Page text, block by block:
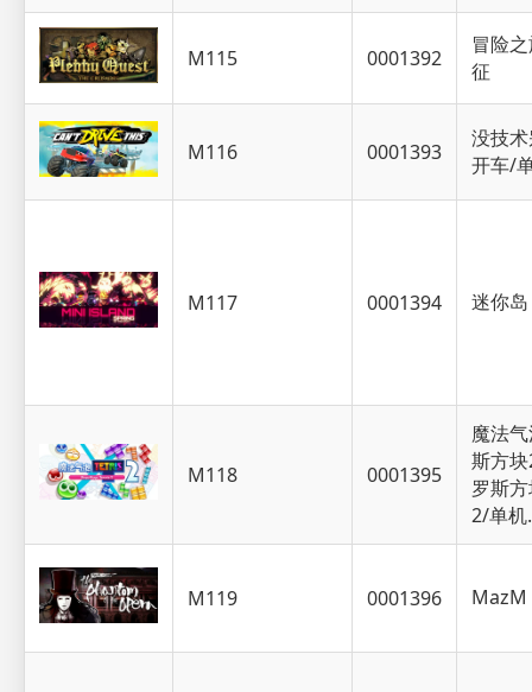
M115 0001392
冒险
征
M116 0001393
没技
开车/
M117 0001394 迷你
M118 0001395
魔法
斯方
罗斯
2/单机
M119 0001396 MazM